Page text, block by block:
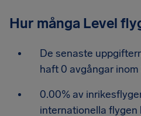
Hur många Level
De senaste
haft 0 avgångar inom
0.00% av
internationella flygen